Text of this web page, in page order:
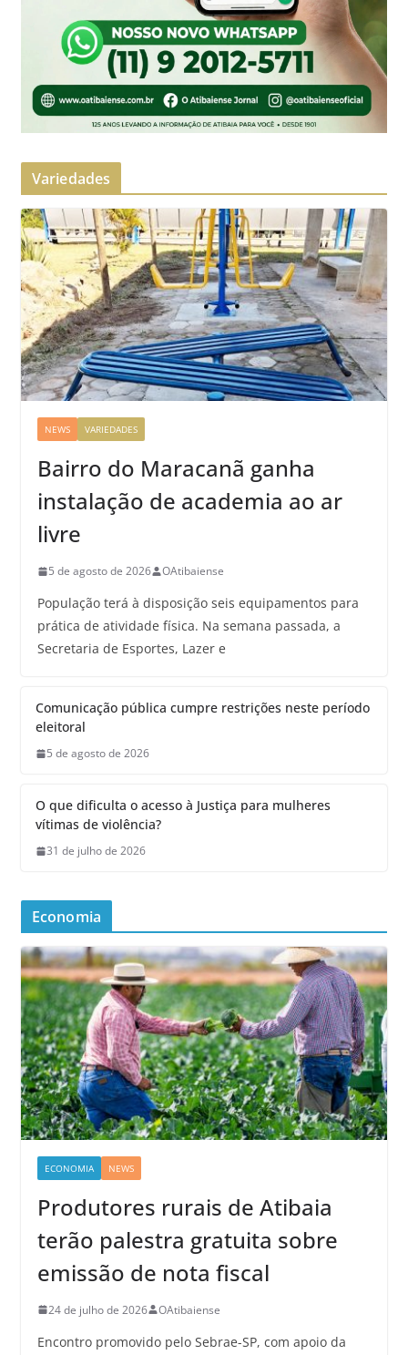
Variedades
NEWS VARIEDADES
Bairro do Maracanã ganha
instalação de academia ao ar
livre
5 de agosto de 2026 OAtibaiense
População terá à disposição seis equipamentos para
prática de atividade física. Na semana passada, a
Secretaria de Esportes, Lazer e
Comunicação pública cumpre restrições neste período
eleitoral
5 de agosto de 2026
O que dificulta o acesso à Justiça para mulheres
vítimas de violência?
31 de julho de 2026
Economia
ECONOMIA NEWS
Produtores rurais de Atibaia
terão palestra gratuita sobre
emissão de nota fiscal
24 de julho de 2026 OAtibaiense
Encontro promovido pelo Sebrae-SP, com apoio da